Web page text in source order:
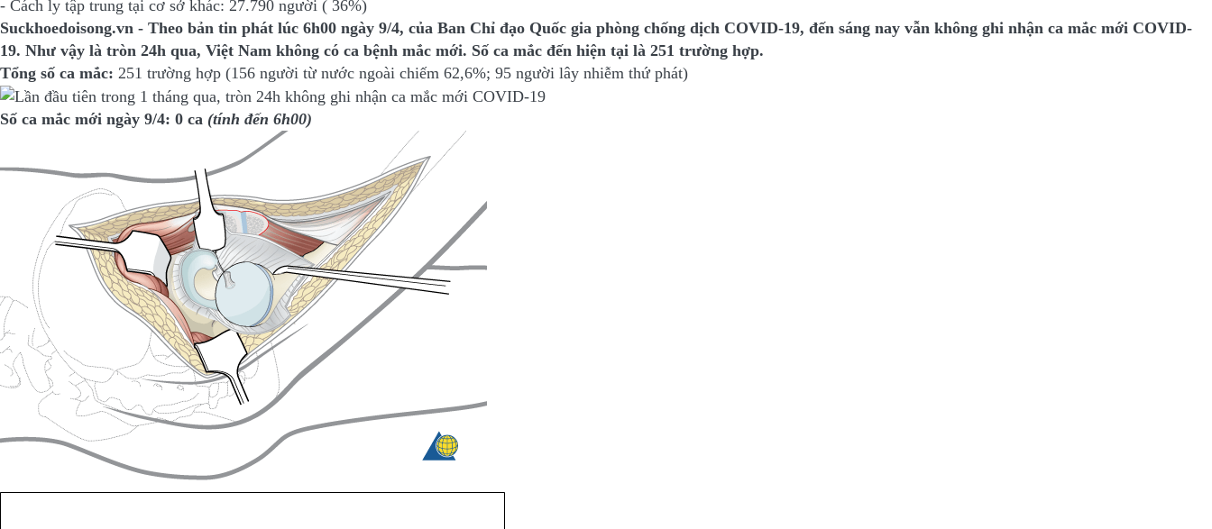
- Cách ly tập trung tại cơ sở khác: 27.790 người ( 36%)
Suckhoedoisong.vn - Theo bản tin phát lúc 6h00 ngày 9/4, của Ban Chỉ đạo Quốc gia phòng chống dịch COVID-19, đến sáng nay vẫn không ghi nhận ca mắc mới COVID-
19. Như vậy là tròn 24h qua, Việt Nam không có ca bệnh mắc mới. Số ca mắc đến hiện tại là 251 trường hợp.
Tổng số ca mắc: 251 trường hợp (156 người từ nước ngoài chiếm 62,6%; 95 người lây nhiễm thứ phát)
Số ca mắc mới ngày 9/4: 0 ca (tính đến 6h00)